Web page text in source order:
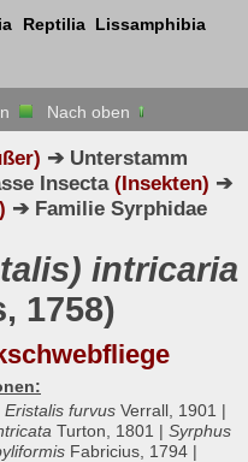
Reptilia Lissamphibia
Nach oben
➔ Unterstamm
Insecta(Insekten) ➔
➔ Familie Syrphidae
intricaria
1758)
Eristalis furvus Verrall, 1901 |
Turton, 1801 | Syrphus
Fabricius, 1794 |